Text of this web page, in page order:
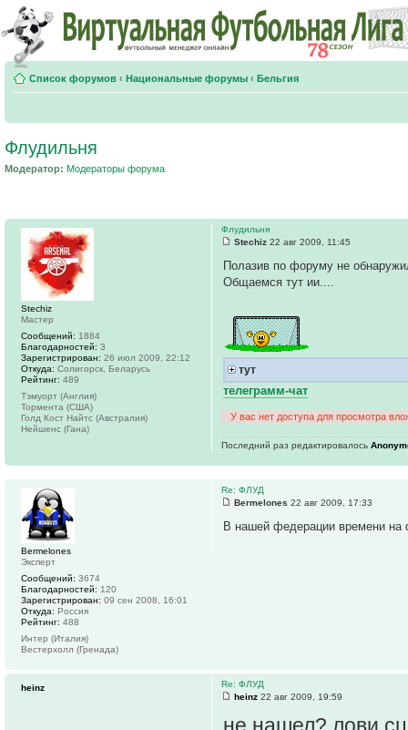
Список форумов ‹ Национальные форумы ‹ Бельгия
Флудильня
Модератор: Модераторы форума
Флудильня
Stechiz 22 авг 2009, 11:45
Полазив по форуму не
Общаeмся тут ии....
тут
телеграмм-чат
У вас нет доступа для просмотра
Последний раз редактировалось
Stechiz
Мастер
Сообщений: 1884
Благодарностей: 3
Зарегистрирован: 26 июл 2009, 22:12
Откуда: Солигорск, Беларусь
Рейтинг: 489
Тэмуорт (Англия)
Тормента (США)
Голд Кост Найтс (Австралия)
Нейшенс (Гана)
Re: ФЛУД
Bermelones 22 авг 2009, 17:33
В нашей федерации времени на
Bermelones
Эксперт
Сообщений: 3674
Благодарностей: 120
Зарегистрирован: 09 сен 2008, 16:01
Откуда: Россия
Рейтинг: 488
Интер (Италия)
Вестерхолл (Гренада)
Re: ФЛУД
heinz 22 авг 2009, 19:59
не нашел? лови
heinz